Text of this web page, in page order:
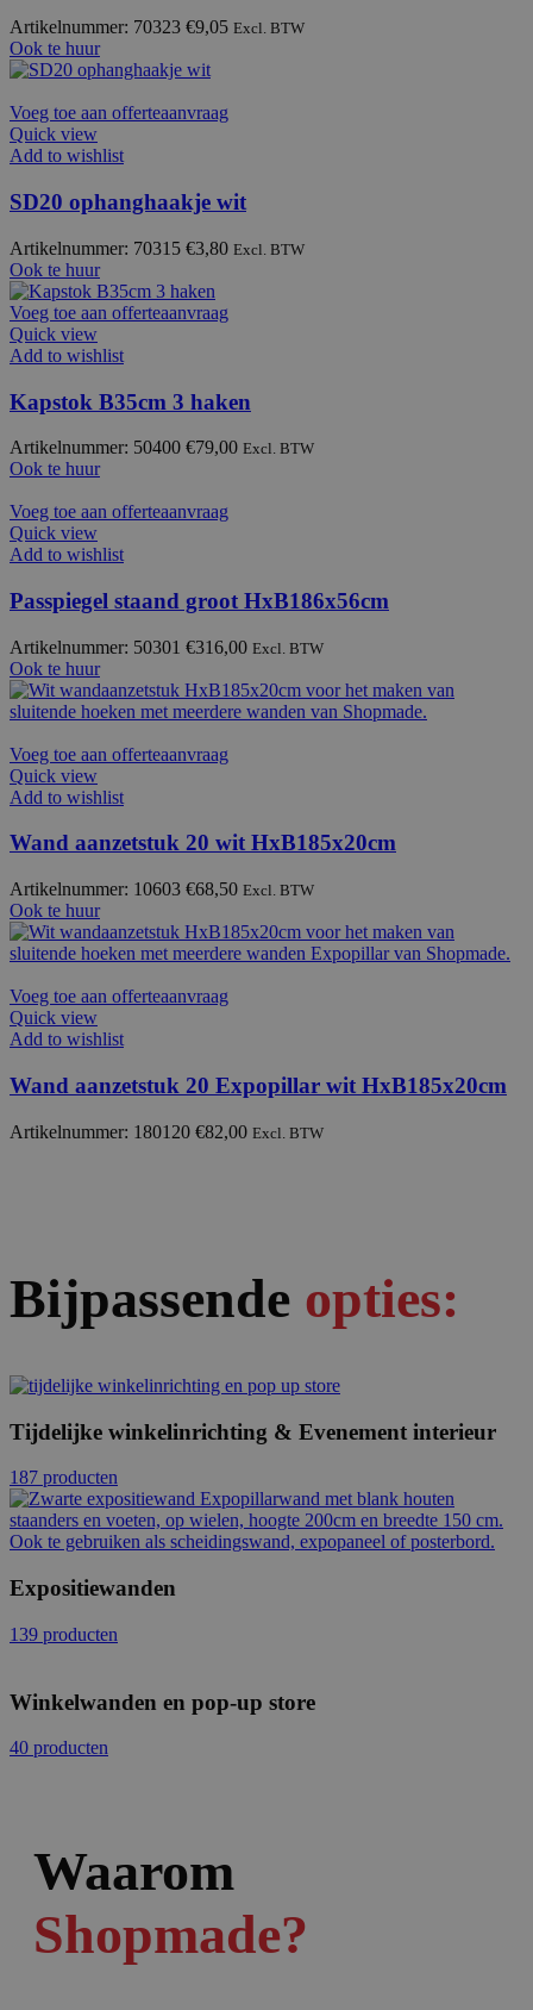
Artikelnummer: 70323 €9,05 Excl. BTW
Ook te huur
Voeg toe aan offerteaanvraag
Quick view
Add to wishlist
SD20 ophanghaakje wit
Artikelnummer: 70315 €3,80 Excl. BTW
Ook te huur
Voeg toe aan offerteaanvraag
Quick view
Add to wishlist
Kapstok B35cm 3 haken
Artikelnummer: 50400 €79,00 Excl. BTW
Ook te huur
Voeg toe aan offerteaanvraag
Quick view
Add to wishlist
Passpiegel staand groot HxB186x56cm
Artikelnummer: 50301 €316,00 Excl. BTW
Ook te huur
Voeg toe aan offerteaanvraag
Quick view
Add to wishlist
Wand aanzetstuk 20 wit HxB185x20cm
Artikelnummer: 10603 €68,50 Excl. BTW
Ook te huur
Voeg toe aan offerteaanvraag
Quick view
Add to wishlist
Wand aanzetstuk 20 Expopillar wit HxB185x20cm
Artikelnummer: 180120 €82,00 Excl. BTW
Bijpassende opties:
Tijdelijke winkelinrichting & Evenement interieur
187 producten
Expositiewanden
139 producten
Winkelwanden en pop-up store
40 producten
Waarom
Shopmade?